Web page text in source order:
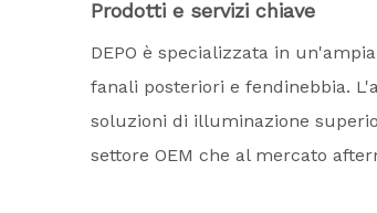
Prodotti e servizi chiave
DEPO è specializzata in
fanali posteriori e fendinebbia.
soluzioni di illuminazione
settore OEM che al mercato